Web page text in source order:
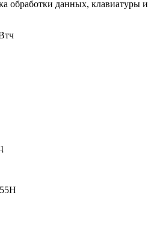
обработки данных, клавиатуры и